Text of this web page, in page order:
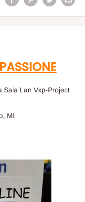
Sala Lan Vxp-Project
MI